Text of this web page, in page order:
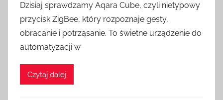
z
e
z
Dzisiaj sprawdzamy Aqara Cube, czyli nietypowy
przycisk ZigBee, który rozpoznaje gesty,
obracanie i potrząsanie. To świetne urządzenie do
automatyzacji w
Czytaj dalej